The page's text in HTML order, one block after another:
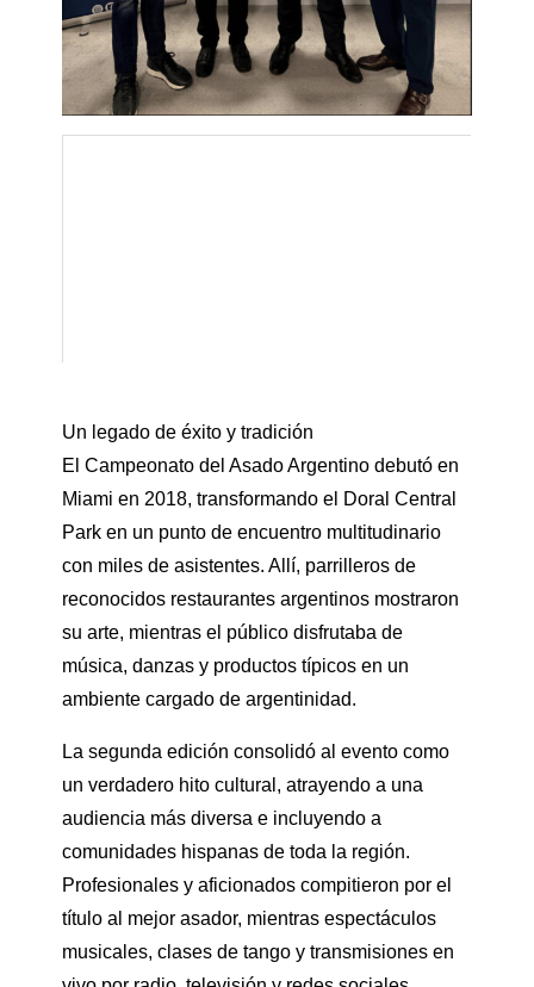
Un legado de éxito y tradición
El Campeonato del Asado Argentino debutó en
Miami en 2018, transformando el Doral Central
Park en un punto de encuentro multitudinario
con miles de asistentes. Allí, parrilleros de
reconocidos restaurantes argentinos mostraron
su arte, mientras el público disfrutaba de
música, danzas y productos típicos en un
ambiente cargado de argentinidad.
La segunda edición consolidó al evento como
un verdadero hito cultural, atrayendo a una
audiencia más diversa e incluyendo a
comunidades hispanas de toda la región.
Profesionales y aficionados compitieron por el
título al mejor asador, mientras espectáculos
musicales, clases de tango y transmisiones en